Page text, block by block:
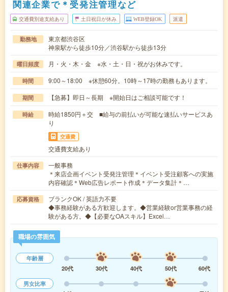
関連企業で＊受発注管理など
交通費別途支給あり 土日祝日が休み WEB登録OK 派遣
勤務地
東京都渋谷区
神泉駅から徒歩10分／渋谷駅から徒歩13分
曜日頻度 月・火・木・金 ※水・土・日・祝がお休みです。
時間 9:00～18:00 ※休憩60分。10時～17時の勤務もあります。
期間 【急募】即日～長期 ※開始日はご相談可能です！
時給
時給1850円＋交 ■給与の前払いが可能な速払いサービスあ
り
交通費
交通費支給あり
仕事内容
一般事務
＊来店企画イベント受発注管理＊イベント受注顧客への実施
内容確認＊Web広告レポート作成＊データ集計＊…
応募資格
ブランクOK / 英語力不要
◆事務経験がある方歓迎します。◆営業経験or営業事務の経
験がある方。◆【必要なOAスキル】Excel…
職場の雰囲気
年齢層
20代
30代 40代 50代
60代
男女比率